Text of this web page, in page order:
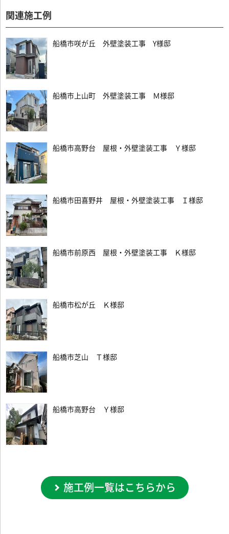
関連施工例
船橋市咲が丘 外壁塗装工事 Y様邸
船橋市上山町 外壁塗装工事 Ｍ様邸
船橋市高野台 屋根・外壁塗装工事 Ｙ様邸
船橋市田喜野井 屋根・外壁塗装工事 Ｉ様邸
船橋市前原西 屋根・外壁塗装工事 Ｋ様邸
船橋市松が丘 Ｋ様邸
船橋市芝山 Ｔ様邸
船橋市高野台 Ｙ様邸
施工例一覧はこちらから